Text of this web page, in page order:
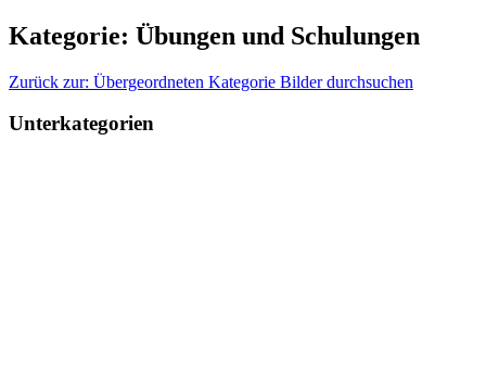
Kategorie: Übungen und Schulungen
Zurück zur: Übergeordneten Kategorie Bilder durchsuchen
Unterkategorien